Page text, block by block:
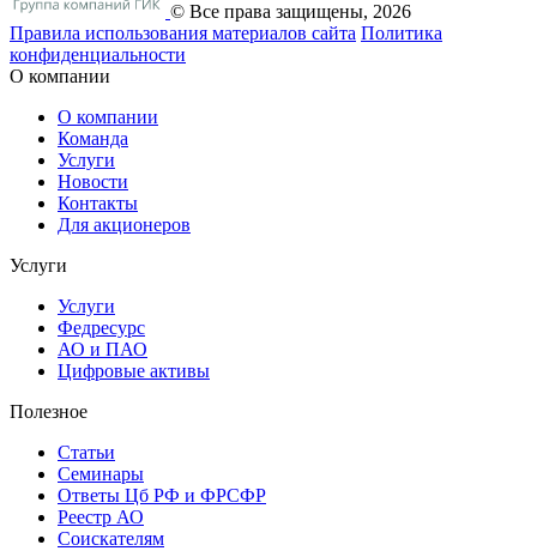
© Все права защищены, 2026
Правила использования материалов сайта Политика
конфиденциальности
О компании
О компании
Команда
Услуги
Новости
Контакты
Для акционеров
Услуги
Услуги
Федресурс
АО и ПАО
Цифровые активы
Полезное
Статьи
Cеминары
Ответы Цб РФ и ФРСФР
Реестр АО
Соискателям